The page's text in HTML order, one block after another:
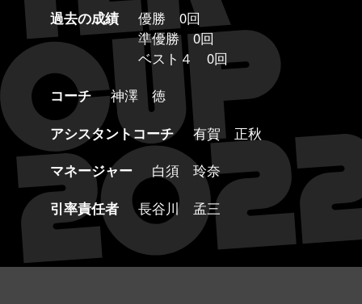
過去の成績
優勝 0回
準優勝 0回
ベスト４ 0回
コーチ
神澤 徳
アシスタントコーチ
有賀 正秋
マネージャー
白須 玲奈
引率責任者
長谷川 孟三